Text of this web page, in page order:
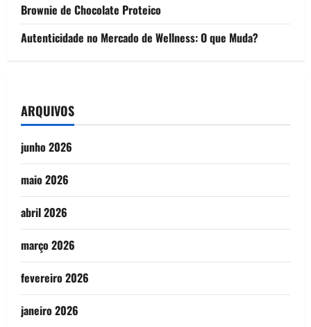
Brownie de Chocolate Proteico
Autenticidade no Mercado de Wellness: O que Muda?
ARQUIVOS
junho 2026
maio 2026
abril 2026
março 2026
fevereiro 2026
janeiro 2026